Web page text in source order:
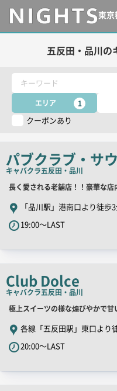
東京
五反田・品川の
キーワード
エリア 1
クーポンあり
パブクラブ・サ
キャバクラ五反田・品川
店
舗
PR
キ
コ
ピ
ー
長く愛される老舗店！！豪華な店
「品川駅」港南口より徒歩
19:00～LAST
Club Dolce
キャバクラ五反田・品川
店
舗
PR
キ
極上スイーツの様な煌びやかで
各線「五反田駅」東口より
20:00～LAST